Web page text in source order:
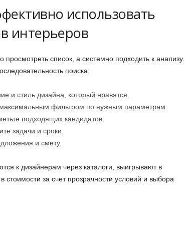
использовать
интерьеров
список, а системно подходить к анализу.
поиска:
и стиль дизайна, который нравятся.
максимальным фильтром по нужным параметрам.
подходящих кандидатов.
задачи и сроки.
и смету.
к дизайнерам через каталоги, выигрывают в
за счет прозрачности условий и выбора